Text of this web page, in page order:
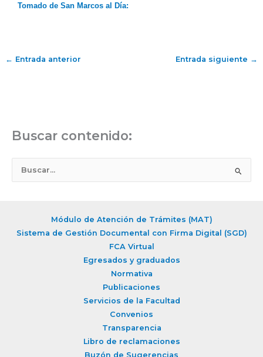
Tomado de San Marcos al Día:
← Entrada anterior Entrada siguiente →
Buscar contenido:
Módulo de Atención de Trámites (MAT)
Sistema de Gestión Documental con Firma Digital (SGD)
FCA Virtual
Egresados y graduados
Normativa
Publicaciones
Servicios de la Facultad
Convenios
Transparencia
Libro de reclamaciones
Buzón de Sugerencias